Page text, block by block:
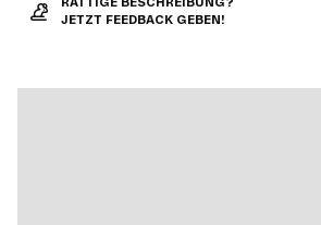
JETZT FEEDBACK GEBEN!